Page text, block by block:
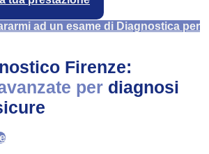
ad un esame di Diagnostica per
Firenze:
per diagnosi